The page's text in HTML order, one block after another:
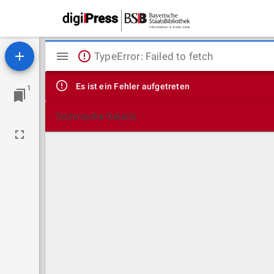
1
Mirador
Viewer
TypeError: Failed to fetch
Es ist ein Fehler aufgetreten
Technische Details